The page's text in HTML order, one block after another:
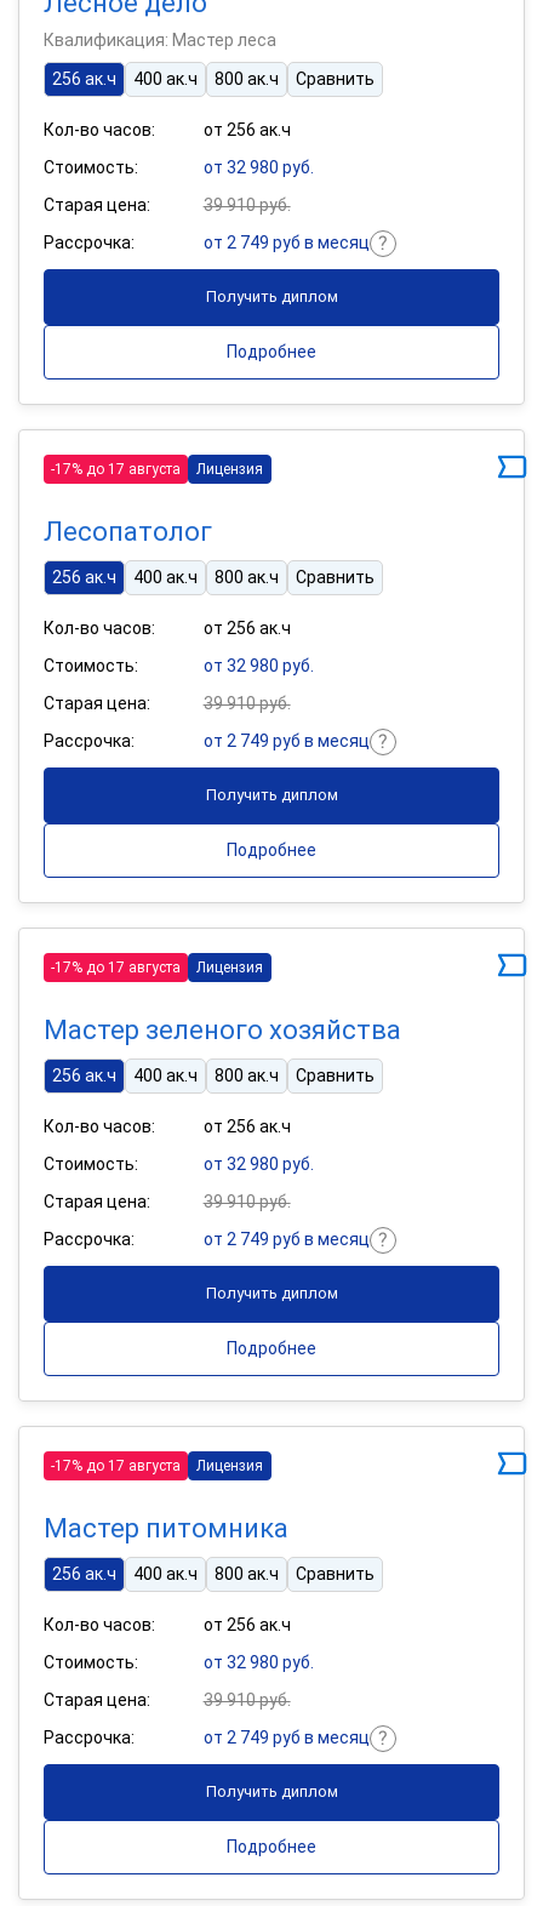
Квалификация: Мастер леса
256 ак.ч
400 ак.ч 800 ак.ч Сравнить
Кол-во часов:
от 256 ак.ч
Стоимость:
от 32 980 руб.
Старая цена:
39 910 руб.
Рассрочка:
от 2 749 руб в месяц
Получить диплом
Подробнее
-17% до 17 августа Лицензия
Лесопатолог
256 ак.ч 400 ак.ч 800 ак.ч Сравнить
Кол-во часов:
от 256 ак.ч
Стоимость:
от 32 980 руб.
Старая цена:
39 910 руб.
Рассрочка:
от 2 749 руб в месяц
Получить диплом
Подробнее
-17% до 17 августа Лицензия
Мастер зеленого хозяйства
256 ак.ч 400 ак.ч 800 ак.ч Сравнить
Кол-во часов:
от 256 ак.ч
Стоимость:
от 32 980 руб.
Старая цена:
39 910 руб.
Рассрочка:
от 2 749 руб в месяц
Получить диплом
Подробнее
-17% до 17 августа Лицензия
Мастер питомника
256 ак.ч 400 ак.ч 800 ак.ч Сравнить
Кол-во часов:
от 256 ак.ч
Стоимость:
от 32 980 руб.
Старая цена:
39 910 руб.
Рассрочка:
от 2 749 руб в месяц
Получить диплом
Подробнее